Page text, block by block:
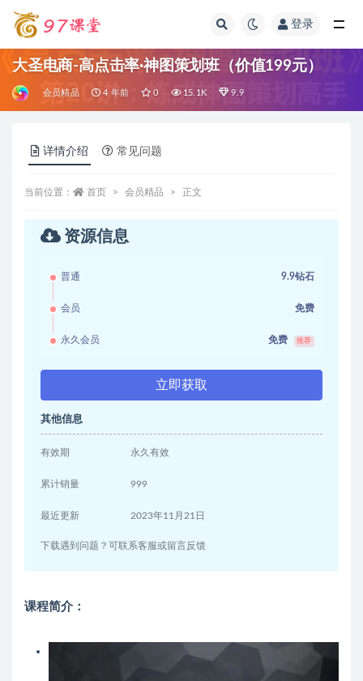
登录
大圣电商-高点击率·神图策划班（价值199元）
会员精品 4 年前 0 15.1K 9.9
详情介绍 常见问题
当前位置： 首页 会员精品 正文
资源信息
普通 9.9钻石
会员 免费
永久会员 免费 推荐
立即获取
其他信息
有效期 永久有效
累计销量 999
最近更新 2023年11月21日
下载遇到问题？可联系客服或留言反馈
课程简介：